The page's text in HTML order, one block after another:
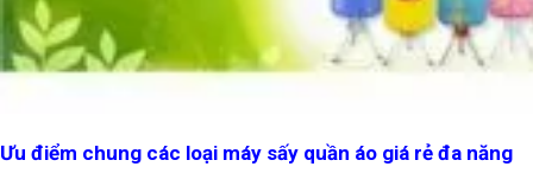
Ưu điểm chung các loại máy sấy quần áo giá rẻ đa năng